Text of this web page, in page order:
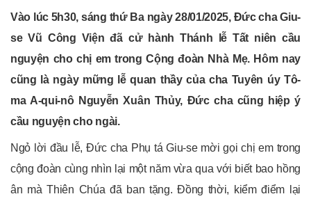
Vào lúc 5h30, sáng thứ Ba ngày 28/01/2025, Đức cha Giu-
se Vũ Công Viện đã cử hành Thánh lễ Tất niên cầu
nguyện cho chị em trong Cộng đoàn Nhà Mẹ. Hôm nay
cũng là ngày mững lễ quan thầy của cha Tuyên úy Tô-
ma A-qui-nô Nguyễn Xuân Thủy, Đức cha cũng hiệp ý
cầu nguyện cho ngài.
Ngỏ lời đầu lễ, Đức cha Phụ tá Giu-se mời gọi chị em trong
cộng đoàn cùng nhìn lại một năm vừa qua với biết bao hồng
ân mà Thiên Chúa đã ban tặng. Đồng thời, kiểm điểm lại